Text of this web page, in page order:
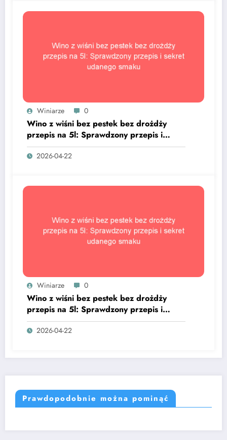
Winiarze 0
Wino z wiśni bez pestek bez drożdży
przepis na 5l: Sprawdzony przepis i
sekret udanego smaku
2026-04-22
Winiarze 0
Wino z wiśni bez pestek bez drożdży
przepis na 5l: Sprawdzony przepis i
sekret udanego smaku
2026-04-22
Prawdopodobnie można pominąć